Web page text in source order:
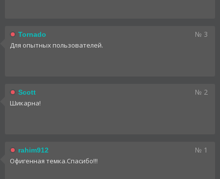
Tornado № 3
Для опытных пользователей.
Scott № 2
Шикарна!
rahim912 № 1
Офигенная темка.Спасибо!!!